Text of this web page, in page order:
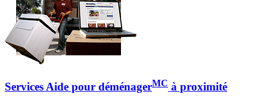
Services Aide pour déménagerMC à proximité